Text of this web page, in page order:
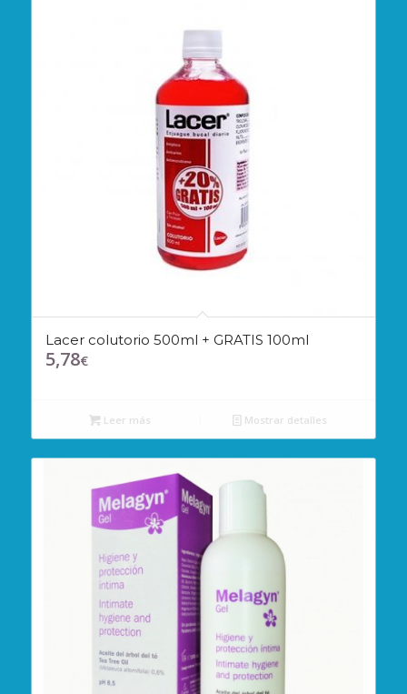
Lacer colutorio 500ml + GRATIS 100ml
5,78€
Leer más Mostrar detalles